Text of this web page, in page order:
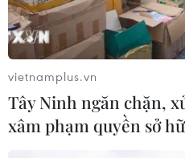
kinh tế, cải thiện khả năng
vietnamplus.vn
Tây Ninh ngăn chặn,
xâm phạm quyền sở